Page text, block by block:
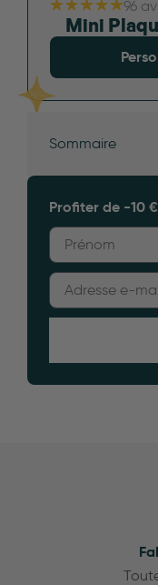
96
Mini
Sommaire
Profiter de -10